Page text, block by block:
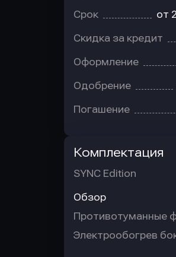
Срок от
Скидка за кредит
Оформление
Одобрение
Погашение
Комплектация
SYNC Edition
Обзор
Противотуманные
Электрообогрев